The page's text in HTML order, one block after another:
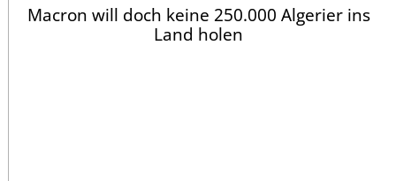
Macron will doch keine 250.000 Algerier ins
Land holen